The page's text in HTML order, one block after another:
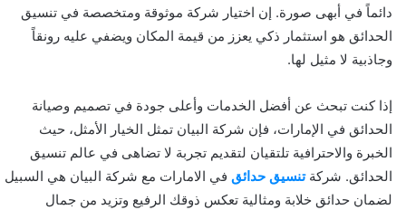
دائماً في أبهى صورة. إن اختيار شركة موثوقة ومتخصصة في تنسيق
الحدائق هو استثمار ذكي يعزز من قيمة المكان ويضفي عليه رونقاً
وجاذبية لا مثيل لها.
إذا كنت تبحث عن أفضل الخدمات وأعلى جودة في تصميم وصيانة
الحدائق في الإمارات، فإن شركة البيان تمثل الخيار الأمثل، حيث
الخبرة والاحترافية تلتقيان لتقديم تجربة لا تضاهى في عالم تنسيق
الحدائق. شركةتنسيق حدائق في الامارات مع شركة البيان هي السبيل
لضمان حدائق خلابة ومثالية تعكس ذوقك الرفيع وتزيد من جمال